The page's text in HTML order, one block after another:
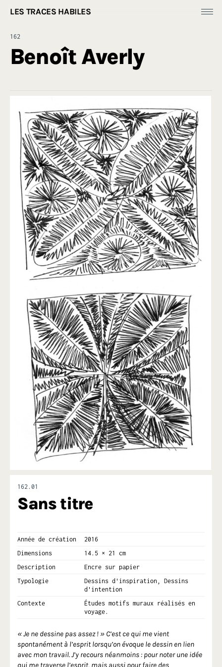
LES TRACES HABILES
Fonds Dess(e)ins
Productions
Ressources ]
162
Benoît Averly
162.01
Sans titre
Année de création
2016
Dimensions
14.5 × 21 cm
Description
Encre sur papier
Typologie
Dessins d'inspiration, Dessins
d'intention
Contexte
Études motifs muraux réalisés en
voyage.
« Je ne dessine pas assez ! » C’est ce qui me vient
spontanément à l’esprit lorsqu’on évoque le dessin en lien
avec mon travail. J’y recours néanmoins : pour noter une idée